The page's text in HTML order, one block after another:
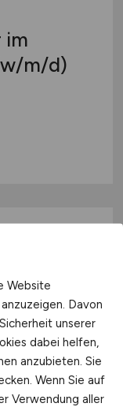
im
m/d)
d)
Saar
Website
Davon
unserer
dabei helfen,
anzubieten. Sie
Wenn Sie auf
Verwendung aller